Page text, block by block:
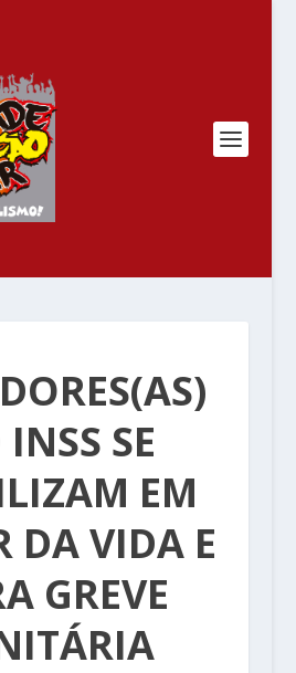
SE
EM
DA VIDA E
GREVE